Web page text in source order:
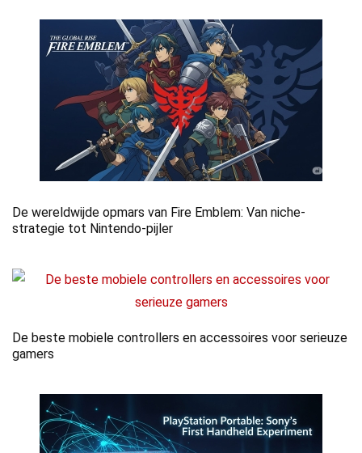
De wereldwijde opmars van Fire Emblem: Van niche-
strategie tot Nintendo-pijler
De beste mobiele controllers en accessoires voor serieuze
gamers